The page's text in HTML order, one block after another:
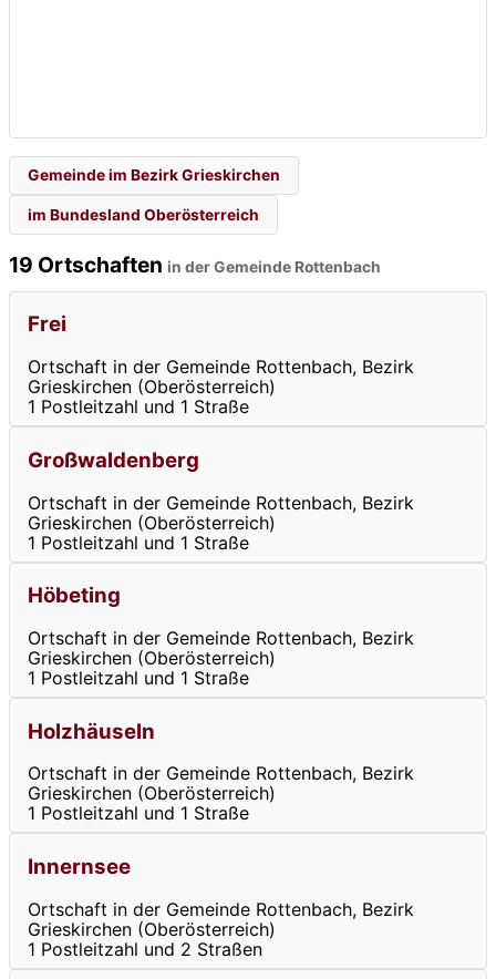
Gemeinde im Bezirk Grieskirchen
im Bundesland Oberösterreich
19 Ortschaften in der Gemeinde Rottenbach
Frei
Ortschaft in der Gemeinde Rottenbach, Bezirk
Grieskirchen (Oberösterreich)
1 Postleitzahl und 1 Straße
Großwaldenberg
Ortschaft in der Gemeinde Rottenbach, Bezirk
Grieskirchen (Oberösterreich)
1 Postleitzahl und 1 Straße
Höbeting
Ortschaft in der Gemeinde Rottenbach, Bezirk
Grieskirchen (Oberösterreich)
1 Postleitzahl und 1 Straße
Holzhäuseln
Ortschaft in der Gemeinde Rottenbach, Bezirk
Grieskirchen (Oberösterreich)
1 Postleitzahl und 1 Straße
Innernsee
Ortschaft in der Gemeinde Rottenbach, Bezirk
Grieskirchen (Oberösterreich)
1 Postleitzahl und 2 Straßen